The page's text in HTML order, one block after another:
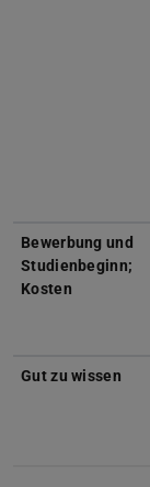
Bewerbung und
Studienbeginn;
Kosten
Gut zu wissen